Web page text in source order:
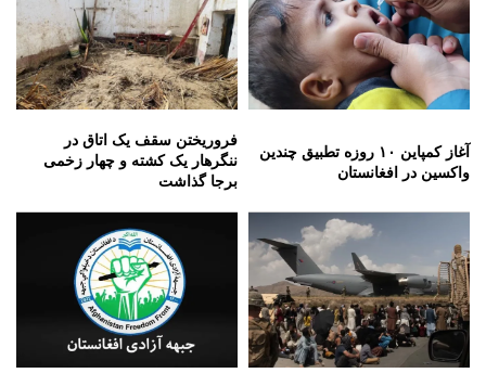
آغاز کمپاین ۱۰ روزه تطبیق چندین
واکسین در افغانستان
فروریختن سقف یک اتاق در
ننگرهار یک کشته و چهار زخمی
برجا گذاشت